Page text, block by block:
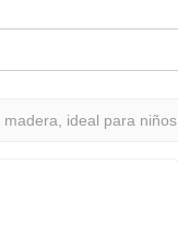
ideal para niños